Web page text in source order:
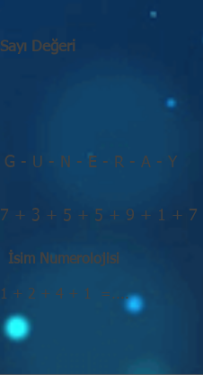
Sayı Değeri
G - U - N - E - R - A - Y
7 + 3 + 5 + 5 + 9 + 1 + 7
İsim Numerolojisi
1 + 2 + 4 + 1 =....